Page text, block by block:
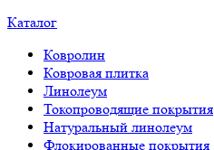
Каталог
Ковролин
Ковровая плитка
Линолеум
Токопроводящие покрытия
Натуральный линолеум
Флокированные покрытия